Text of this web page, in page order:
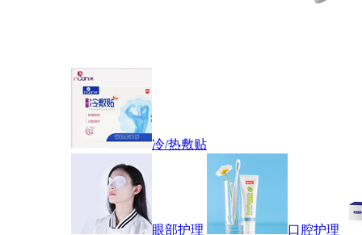
冷/热敷贴
眼部护理 口腔护理